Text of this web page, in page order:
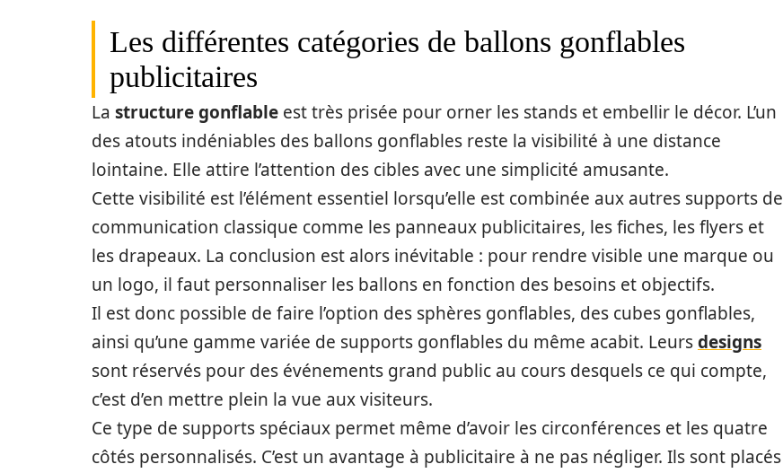
Les différentes catégories de ballons gonflables
publicitaires
La structure gonflable est très prisée pour orner les stands et embellir le décor. L’un
des atouts indéniables des ballons gonflables reste la visibilité à une distance
lointaine. Elle attire l’attention des cibles avec une simplicité amusante.
Cette visibilité est l’élément essentiel lorsqu’elle est combinée aux autres supports de
communication classique comme les panneaux publicitaires, les fiches, les flyers et
les drapeaux. La conclusion est alors inévitable : pour rendre visible une marque ou
un logo, il faut personnaliser les ballons en fonction des besoins et objectifs.
Il est donc possible de faire l’option des sphères gonflables, des cubes gonflables,
ainsi qu’une gamme variée de supports gonflables du même acabit. Leursdesigns
sont réservés pour des événements grand public au cours desquels ce qui compte,
c’est d’en mettre plein la vue aux visiteurs.
Ce type de supports spéciaux permet même d’avoir les circonférences et les quatre
côtés personnalisés. C’est un avantage à publicitaire à ne pas négliger. Ils sont placés